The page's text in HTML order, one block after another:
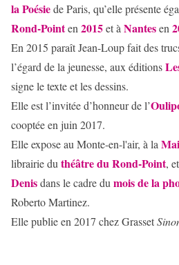
la Poésiede Paris, qu’elle présente
Rond-Pointen 2015et à Nantesen
En 2015 paraît Jean-Loup fait des
l’égard de la jeunesse, aux éditions
signe le texte et les dessins.
Elle est l’invitée d’honneur de l’
cooptée en juin 2017.
Elle expose au Monte-en-l'air, à la
librairie du théâtre du Rond-Point,
Denisdans le cadre du mois de la
Roberto Martinez.
Elle publie en 2017 chez Grasset